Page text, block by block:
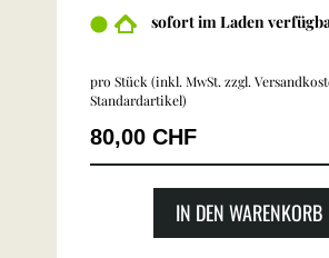
sofort im Laden
pro Stück (inkl. MwSt. zzgl.
Standardartikel)
80,00 CHF
IN DEN WARENKORB